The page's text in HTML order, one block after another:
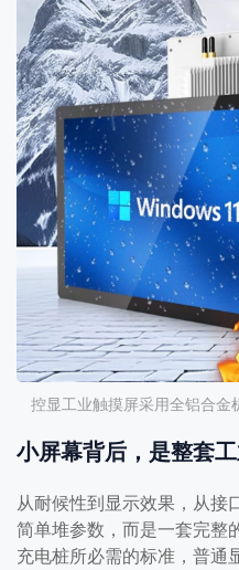
控显工业触摸屏采用全铝合金
小屏幕背后，是整套
从耐候性到显示效果，从接
简单堆参数，而是一套完整
充电桩所必需的标准，普通